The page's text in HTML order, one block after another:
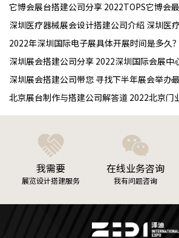
它博会展台搭建公司分享 2022TOPS它博会
深圳医疗器械展会设计搭建公司介绍 深圳医
2022年深圳国际电子展具体开展时间是多久
深圳展会搭建公司分享 2022深圳国际会展中
深圳展会搭建公司带您 寻找下半年展会举办
北京展台制作与搭建公司解答道 2022北京门
我需要
展览设计搭建服务
在线业务咨询
我有问题咨询